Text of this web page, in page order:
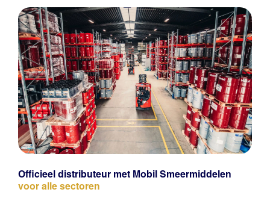
Officieel distributeur met Mobil Smeermiddelen
voor alle sectoren